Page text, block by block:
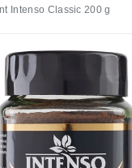
Intenso Classic 200 g